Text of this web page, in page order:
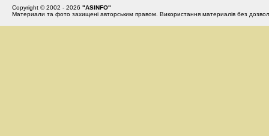
Copyright © 2002 - 2026 "ASINFO"
Материали та фото захищені авторським правом. Використання материалів без